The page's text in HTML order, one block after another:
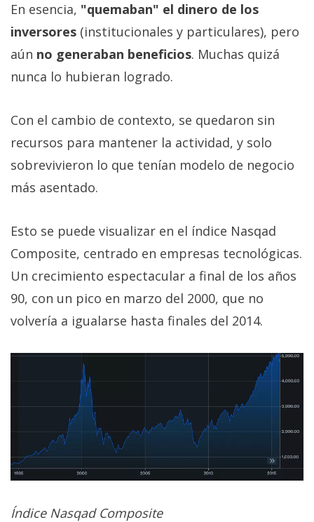
En esencia, "quemaban" el dinero de los
inversores (institucionales y particulares), pero
aún no generaban beneficios. Muchas quizá
nunca lo hubieran logrado.
Con el cambio de contexto, se quedaron sin
recursos para mantener la actividad, y solo
sobrevivieron lo que tenían modelo de negocio
más asentado.
Esto se puede visualizar en el índice Nasqad
Composite, centrado en empresas tecnológicas.
Un crecimiento espectacular a final de los años
90, con un pico en marzo del 2000, que no
volvería a igualarse hasta finales del 2014.
Índice Nasqad Composite